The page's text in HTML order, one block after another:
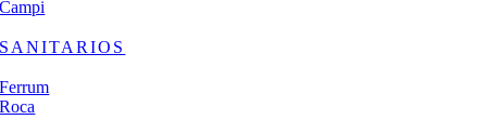
Campi
SANITARIOS
Ferrum
Roca